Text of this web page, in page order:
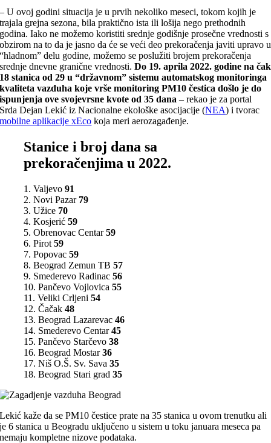
– U ovoj godini situacija je u prvih nekoliko meseci, tokom kojih je
trajala grejna sezona, bila praktično ista ili lošija nego prethodnih
godina. Iako ne možemo koristiti srednje godišnje prosečne vrednosti s
obzirom na to da je jasno da će se veći deo prekoračenja javiti upravo u
“hladnom” delu godine, možemo se poslužiti brojem prekoračenja
srednje dnevne granične vrednosti. Do 19. aprila 2022. godine na čak
18 stanica od 29 u “državnom” sistemu automatskog monitoringa
kvaliteta vazduha koje vrše monitoring PM10 čestica došlo je do
ispunjenja ove svojevrsne kvote od 35 dana – rekao je za portal
Srda Dejan Lekić iz Nacionalne ekološke asocijacije (NEA) i tvorac
mobilne aplikacije xEco koja meri aerozagađenje.
Stanice i broj dana sa
prekoračenjima u 2022.
1. Valjevo91
2. Novi Pazar 79
3. Užice 70
4. Kosjerić59
5. Obrenovac Centar59
6. Pirot59
7. Popovac59
8. Beograd Zemun TB57
9. Smederevo Radinac56
10. Pančevo Vojlovica55
11. Veliki Crljeni54
12. Čačak48
13. Beograd Lazarevac46
14. Smederevo Centar45
15. Pančevo Starčevo38
16. Beograd Mostar36
17. Niš O.Š. Sv. Sava35
18. Beograd Stari grad35
Lekić kaže da se PM10 čestice prate na 35 stanica u ovom trenutku ali
je 6 stanica u Beogradu uključeno u sistem u toku januara meseca pa
nemaju kompletne nizove podataka.